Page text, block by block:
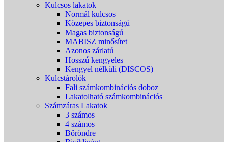
Kulcsos lakatok
Normál kulcsos
Közepes biztonságú
Magas biztonságú
MABISZ minősítet
Azonos zárlatú
Hosszú kengyeles
Kengyel nélküli (DISCOS)
Kulcstárolók
Fali számkombinációs doboz
Lakatolható számkombinációs
Számzáras Lakatok
3 számos
4 számos
Bőröndre